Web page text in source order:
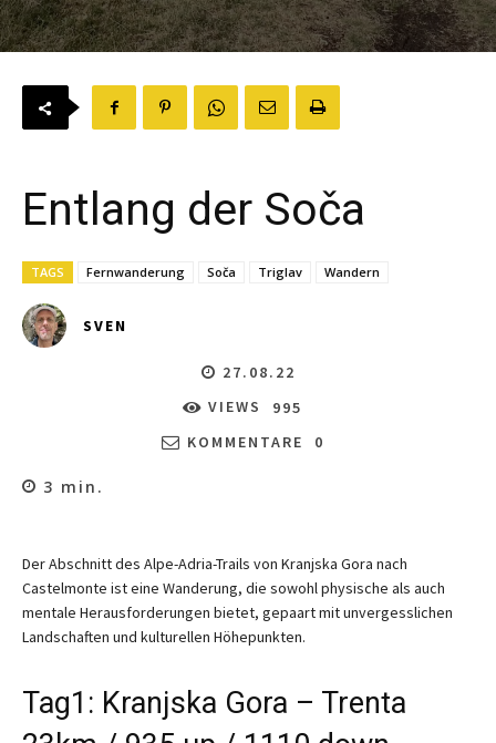
Entlang der Soča
TAGS Fernwanderung Soča Triglav Wandern
SVEN
27.08.22
VIEWS
995
KOMMENTARE
0
3 min.
Der Abschnitt des Alpe-Adria-Trails von Kranjska Gora nach
Castelmonte ist eine Wanderung, die sowohl physische als auch
mentale Herausforderungen bietet, gepaart mit unvergesslichen
Landschaften und kulturellen Höhepunkten.
Tag1: Kranjska Gora – Trenta